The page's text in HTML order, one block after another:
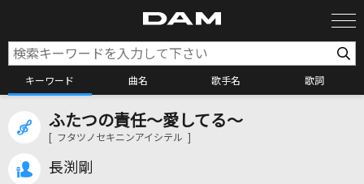
キーワード 曲名 歌手名 歌詞
カラオケ検索
ふたつの責任～愛してる～
[ フタツノセキニンアイシテル ]
長渕剛